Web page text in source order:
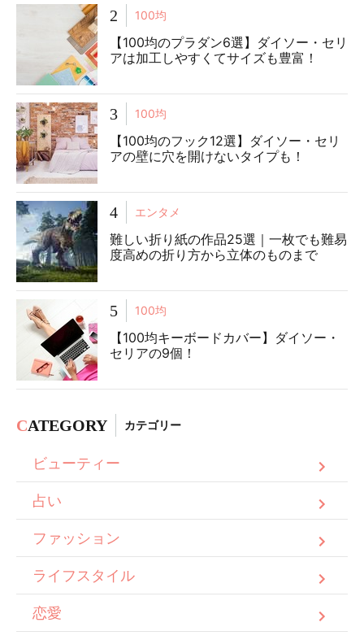
2 100均
【100均のプラダン6選】ダイソー・セリ
アは加工しやすくてサイズも豊富！
3 100均
【100均のフック12選】ダイソー・セリ
アの壁に穴を開けないタイプも！
4 エンタメ
難しい折り紙の作品25選｜一枚でも難易
度高めの折り方から立体のものまで
5 100均
【100均キーボードカバー】ダイソー・
セリアの9個！
CATEGORY カテゴリー
ビューティー
占い
ファッション
ライフスタイル
恋愛